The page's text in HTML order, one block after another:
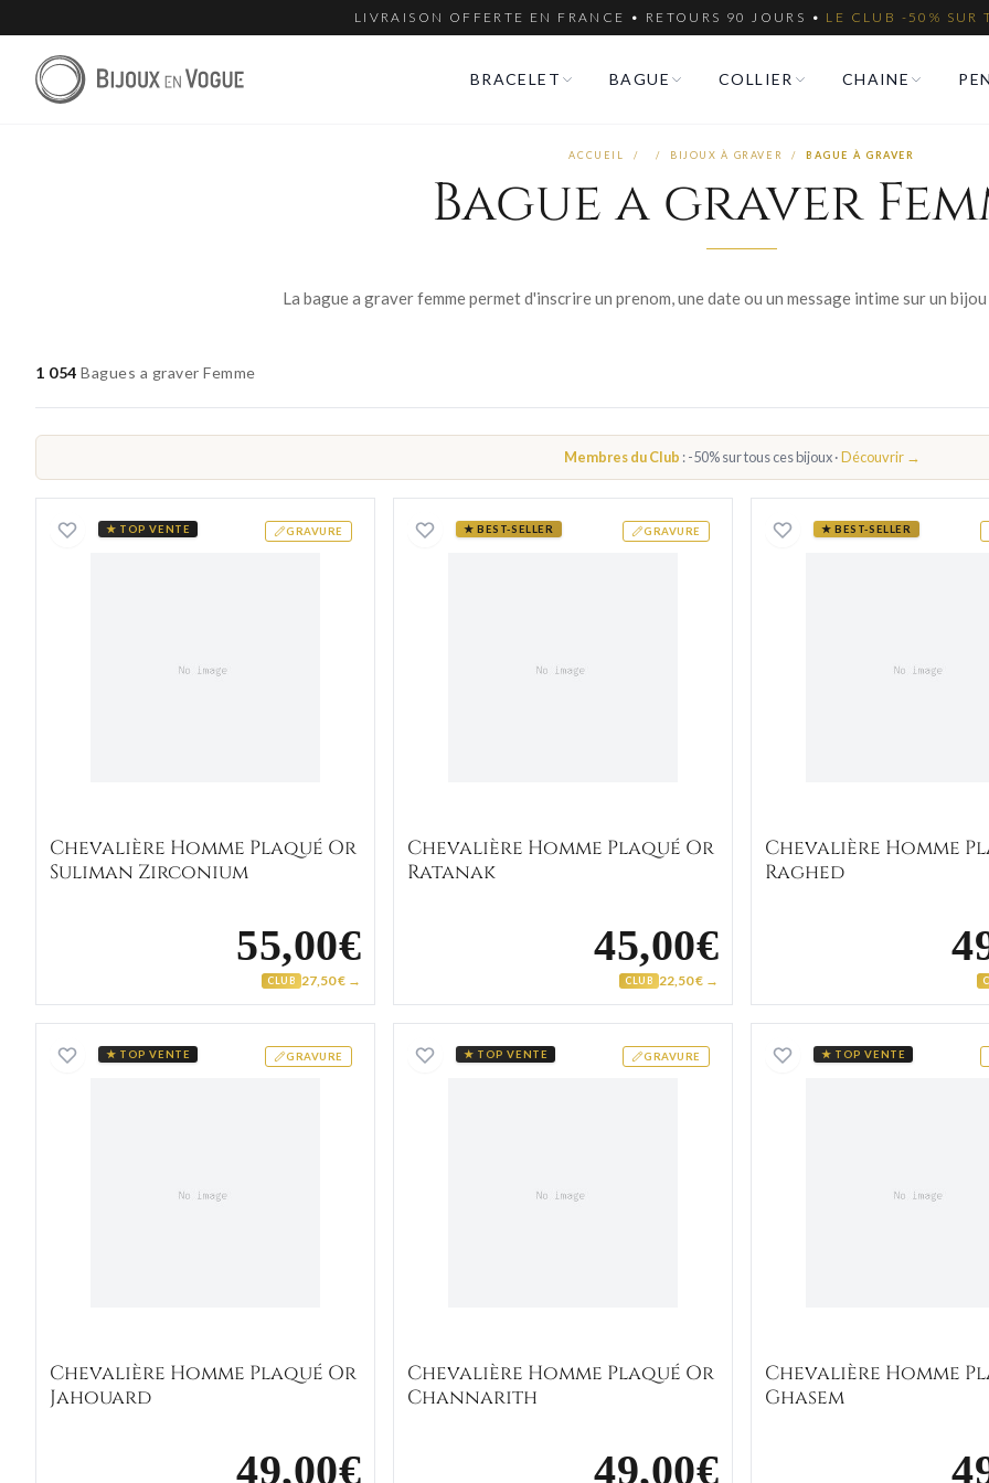
LIVRAISON OFFERTE EN FRANCE • RETOURS 90 JOURS • LE CLUB -50% SUR
BRACELET BAGUE COLLIER CHAINE
ACCUEIL / / BIJOUX À GRAVER / BAGUE À GRAVER
Bague a graver
1 054 Bagues a graver Femme
Membres du Club : -50% sur tous ces bijoux ·Découvrir →
GRAVURE
★ TOP VENTE Chevalière Homme Plaqué Or Suliman Zirconium
Chevalière Homme Plaqué Or
Suliman Zirconium
55,00€
CLUB 27,50 € →
GRAVURE
★ BEST-SELLER Chevalière Homme Plaqué Or Ratanak
Chevalière Homme Plaqué Or
Ratanak
45,00€
CLUB 22,50 € →
★ BEST-SELLER
Chevalière Homme
Raghed
GRAVURE
★ TOP VENTE Chevalière Homme Plaqué Or Jahouard
Chevalière Homme Plaqué Or
Jahouard
GRAVURE
★ TOP VENTE Chevalière Homme Plaqué Or Channarith
Chevalière Homme Plaqué Or
Channarith
★ TOP VENTE
Chevalière Homme
Ghasem